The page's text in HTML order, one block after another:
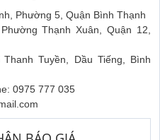
Phường 5, Quận Bình Thạnh
Thạnh Xuân, Quận 12,
Tuyền, Dầu Tiếng, Bình
0975 777 035